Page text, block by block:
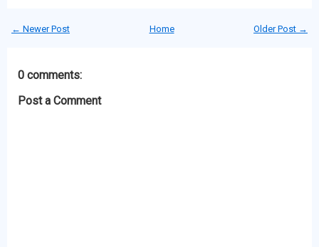
← Newer Post Older Post →
Home
0 comments:
Post a Comment